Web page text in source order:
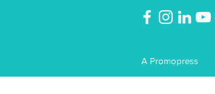
A Promopress